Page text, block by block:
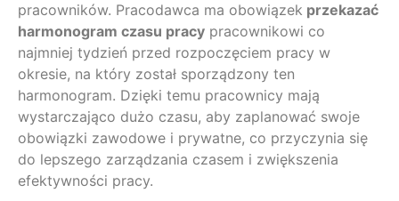
pracowników. Pracodawca ma obowiązek przekazać
harmonogram czasu pracy pracownikowi co
najmniej tydzień przed rozpoczęciem pracy w
okresie, na który został sporządzony ten
harmonogram. Dzięki temu pracownicy mają
wystarczająco dużo czasu, aby zaplanować swoje
obowiązki zawodowe i prywatne, co przyczynia się
do lepszego zarządzania czasem i zwiększenia
efektywności pracy.